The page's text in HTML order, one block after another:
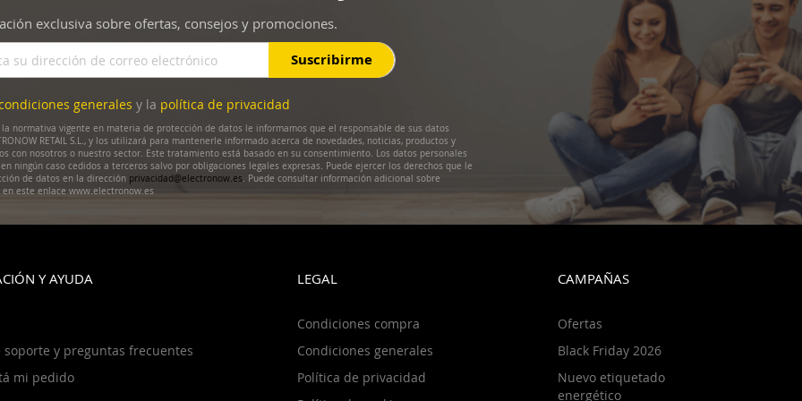
exclusiva sobre ofertas, consejos y promociones.
Suscribirme
generales y la política de privacidad
normativa vigente en materia de protección de datos le informamos que el responsable de sus datos
RETAIL S.L., y los utilizará para mantenerle informado acerca de novedades, noticias, productos y
con nosotros o nuestro sector. Este tratamiento está basado en su consentimiento. Los datos personales
ningún caso cedidos a terceros salvo por obligaciones legales expresas. Puede ejercer los derechos que le
de datos en la dirección privacidad@electronow.es. Puede consultar información adicional sobre
en este enlace www.electronow.es
Y AYUDA
soporte y preguntas frecuentes
mi pedido
LEGAL
Condiciones compra
Condiciones generales
Política de privacidad
CAMPAÑAS
Ofertas
Black Friday 2026
Nuevo etiquetado
energético